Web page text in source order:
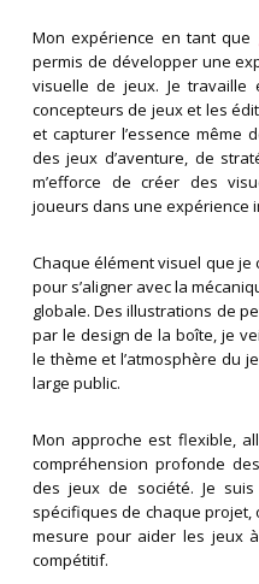
Mon expérience en tant que
permis de développer une
visuelle de jeux. Je travaille
concepteurs de jeux et les
et capturer l’essence même
des jeux d’aventure, de
m’efforce de créer des
joueurs dans une expérience
Chaque élément visuel que
pour s’aligner avec la
globale. Des illustrations de
par le design de la boîte, je
le thème et l’atmosphère du
large public.
Mon approche est flexible,
compréhension profonde
des jeux de société. Je
spécifiques de chaque
mesure pour aider les jeux
compétitif.